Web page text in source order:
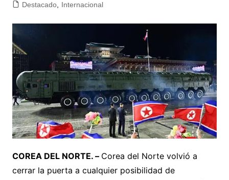
Destacado, Internacional
COREA DEL NORTE. – Corea del Norte volvió a
cerrar la puerta a cualquier posibilidad de